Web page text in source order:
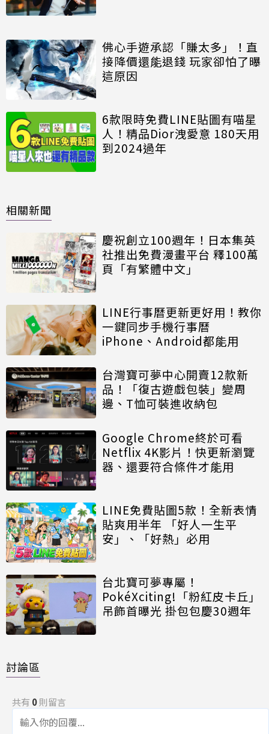
佛心手遊承認「賺太多」！直
接降價還能退錢 玩家卻怕了曝
這原因
6款限時免費LINE貼圖有喵星
人！精品Dior洩愛意 180天用
到2024過年
相關新聞
慶祝創立100週年！日本集英
社推出免費漫畫平台 釋100萬
頁「有繁體中文」
LINE行事曆更新更好用！教你
一鍵同步手機行事曆
iPhone、Android都能用
台灣寶可夢中心開賣12款新
品！「復古遊戲包裝」變周
邊、T恤可裝進收納包
Google Chrome終於可看
Netflix 4K影片！快更新瀏覽
器、還要符合條件才能用
LINE免費貼圖5款！全新表情
貼爽用半年 「好人一生平
安」、「好熱」必用
台北寶可夢專屬！
PokéXciting!「粉紅皮卡丘」
吊飾首曝光 掛包包慶30週年
討論區
共有 0則留言